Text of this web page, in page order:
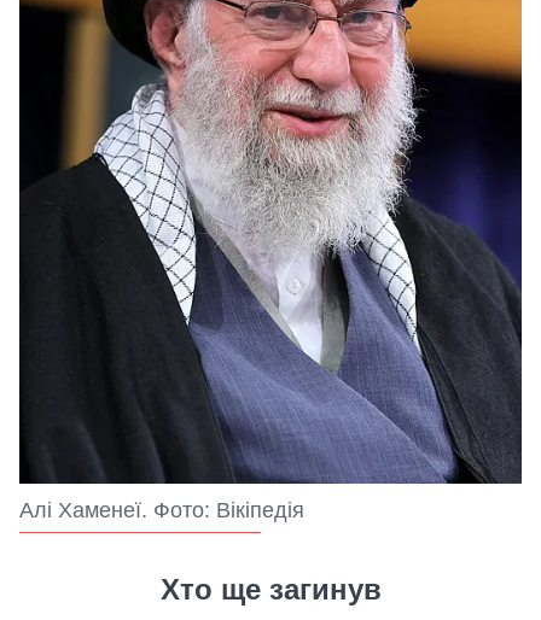
Алі Хаменеї. Фото: Вікіпедія
Хто ще загинув